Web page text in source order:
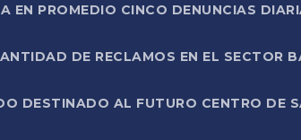
EN PROMEDIO CINCO DENUNCIAS
DE RECLAMOS EN EL SECTOR
DESTINADO AL FUTURO CENTRO DE